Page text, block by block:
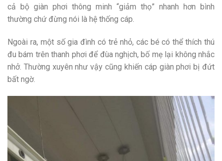
cả bộ giàn phơi thông minh “giảm thọ” nhanh hơn bình
thường chứ đừng nói là hệ thống cáp.
Ngoài ra, một số gia đình có trẻ nhỏ, các bé có thể thích thú
đu bám trên thanh phơi để đùa nghịch, bố mẹ lại không nhắc
nhở. Thường xuyên như vậy cũng khiến cáp giàn phơi bị đứt
bất ngờ.